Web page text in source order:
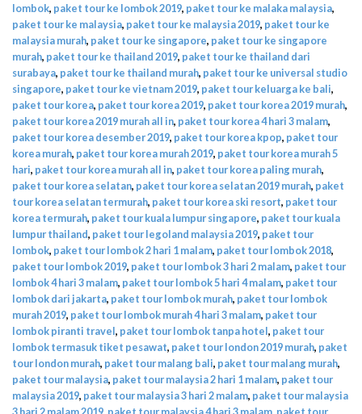
lombok, paket tour ke lombok 2019, paket tour ke malaka malaysia,
paket tour ke malaysia, paket tour ke malaysia 2019, paket tour ke
malaysia murah, paket tour ke singapore, paket tour ke singapore
murah, paket tour ke thailand 2019, paket tour ke thailand dari
surabaya, paket tour ke thailand murah, paket tour ke universal studio
singapore, paket tour ke vietnam 2019, paket tour keluarga ke bali,
paket tour korea, paket tour korea 2019, paket tour korea 2019 murah,
paket tour korea 2019 murah all in, paket tour korea 4 hari 3 malam,
paket tour korea desember 2019, paket tour korea kpop, paket tour
korea murah, paket tour korea murah 2019, paket tour korea murah 5
hari, paket tour korea murah all in, paket tour korea paling murah,
paket tour korea selatan, paket tour korea selatan 2019 murah, paket
tour korea selatan termurah, paket tour korea ski resort, paket tour
korea termurah, paket tour kuala lumpur singapore, paket tour kuala
lumpur thailand, paket tour legoland malaysia 2019, paket tour
lombok, paket tour lombok 2 hari 1 malam, paket tour lombok 2018,
paket tour lombok 2019, paket tour lombok 3 hari 2 malam, paket tour
lombok 4 hari 3 malam, paket tour lombok 5 hari 4 malam, paket tour
lombok dari jakarta, paket tour lombok murah, paket tour lombok
murah 2019, paket tour lombok murah 4 hari 3 malam, paket tour
lombok piranti travel, paket tour lombok tanpa hotel, paket tour
lombok termasuk tiket pesawat, paket tour london 2019 murah, paket
tour london murah, paket tour malang bali, paket tour malang murah,
paket tour malaysia, paket tour malaysia 2 hari 1 malam, paket tour
malaysia 2019, paket tour malaysia 3 hari 2 malam, paket tour malaysia